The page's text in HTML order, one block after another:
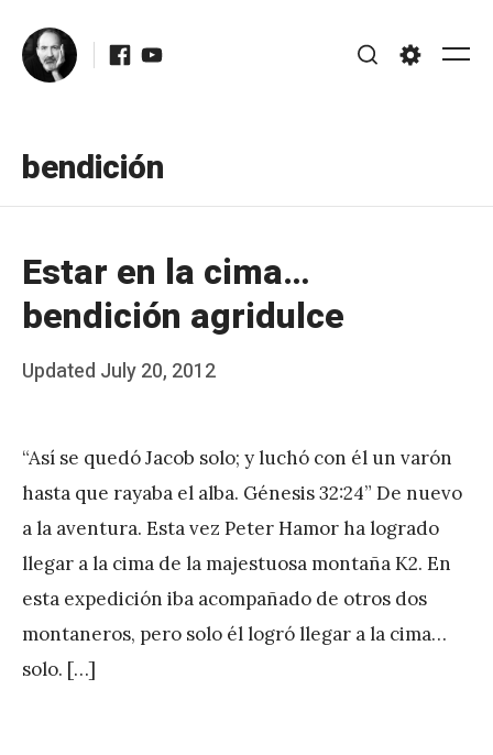
content
Facebook
Youtube
bendición
Estar en la cima…
bendición agridulce
Posted
Updated July 20, 2012
b
J
A
P
é
r
“Así se quedó Jacob solo; y luchó con él un varón
hasta que rayaba el alba. Génesis 32:24” De nuevo
a la aventura. Esta vez Peter Hamor ha logrado
llegar a la cima de la majestuosa montaña K2. En
esta expedición iba acompañado de otros dos
montaneros, pero solo él logró llegar a la cima…
solo. […]